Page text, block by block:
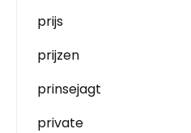
prijs
prijzen
prinsejagt
private